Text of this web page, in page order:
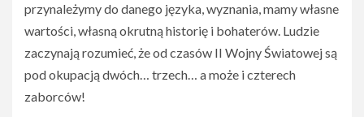
przynależymy do danego języka, wyznania, mamy własne
wartości, własną okrutną historię i bohaterów. Ludzie
zaczynają rozumieć, że od czasów II Wojny Światowej są
pod okupacją dwóch… trzech… a może i czterech
zaborców!